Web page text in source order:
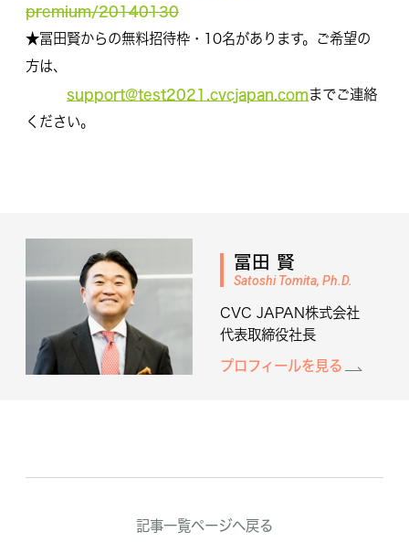
premium/20140130
★冨田賢からの無料招待枠・10名があります。ご希望の
方は、
support@test2021.cvcjapan.comまでご連絡
ください。
冨田 賢
Satoshi Tomita, Ph.D.
CVC JAPAN株式会社
代表取締役社長
プロフィールを見る
記事一覧ページへ戻る